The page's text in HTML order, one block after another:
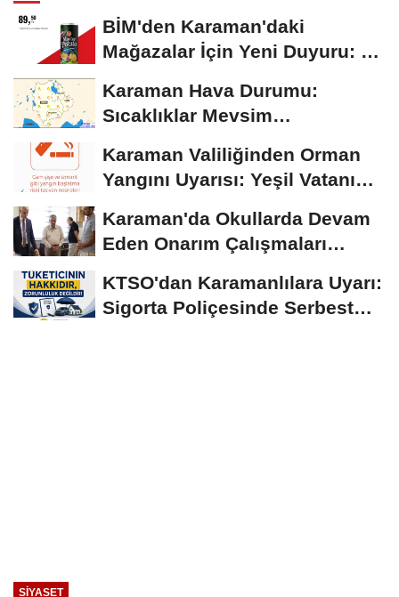
BİM'den Karaman'daki
Mağazalar İçin Yeni Duyuru: 11
Karaman Hava Durumu:
Sıcaklıklar Mevsim
Seyrediyor
Karaman Valiliğinden Orman
Yangını Uyarısı: Yeşil Vatanı
Karaman'da Okullarda Devam
Eden Onarım Çalışmaları
KTSO'dan Karamanlılara Uyarı:
Sigorta Poliçesinde Serbest
SIYASET